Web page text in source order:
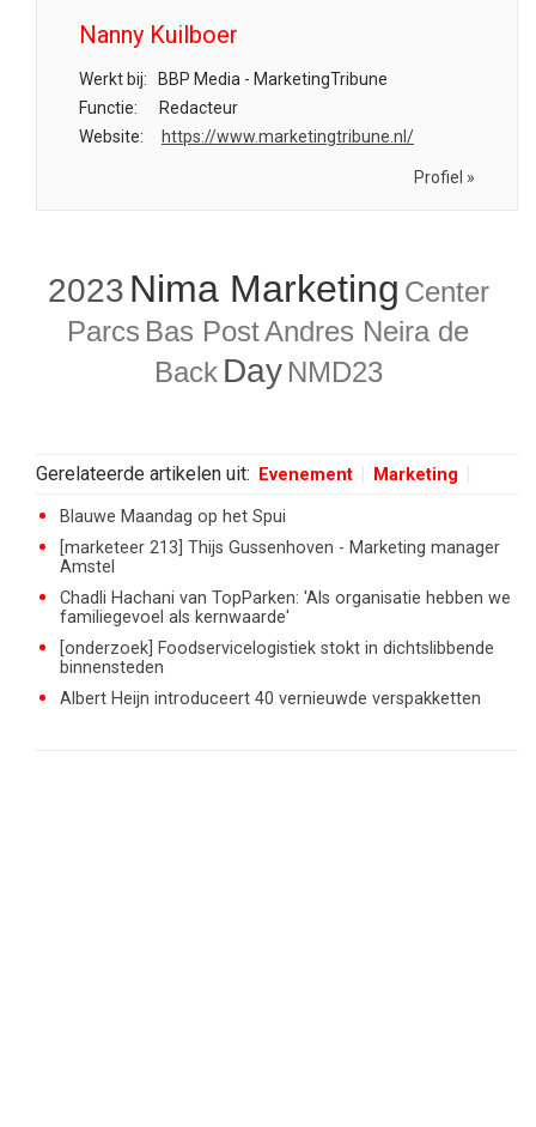
Nanny Kuilboer
Werkt bij:
BBP Media - MarketingTribune
Functie:
Redacteur
Website:
https://www.marketingtribune.nl/
Profiel »
2023 Nima Marketing Center
Parcs Bas PostAndres Neira de
Back Day NMD23
Gerelateerde artikelen uit: Evenement Marketing
Blauwe Maandag op het Spui
[marketeer 213] Thijs Gussenhoven - Marketing manager
Amstel
Chadli Hachani van TopParken: 'Als organisatie hebben we
familiegevoel als kernwaarde'
[onderzoek] Foodservicelogistiek stokt in dichtslibbende
binnensteden
Albert Heijn introduceert 40 vernieuwde verspakketten